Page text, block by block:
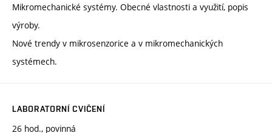
Mikromechanické systémy. Obecné vlastnosti a využití, popis
výroby.
Nové trendy v mikrosenzorice a v mikromechanických
systémech.
LABORATORNÍ CVIČENÍ
26 hod., povinná